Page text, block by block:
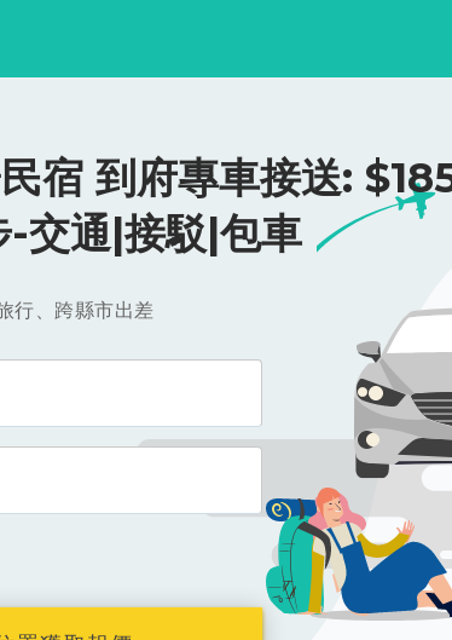
宿 到府專車接送:
交通|接駁|包車
行、跨縣市出差